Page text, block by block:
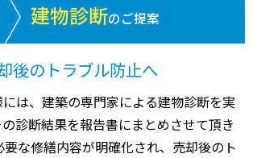
建物診断のご提案
後のトラブル防止へ
は、建築の専門家による建物診断を実
診断結果を報告書にまとめさせて頂き
要な修繕内容が明確化され、売却後のト